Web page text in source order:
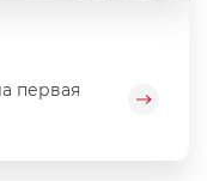
первая